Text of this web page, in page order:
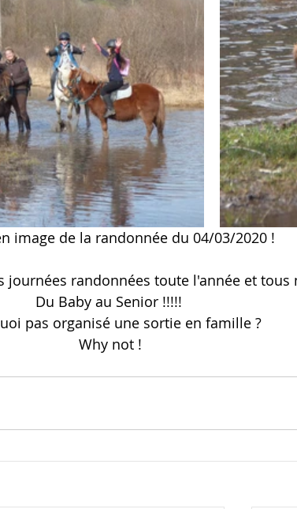
image de la randonnée du 04/03/2020 !
journées randonnées toute l'année et tous
Du Baby au Senior !!!!!
pas organisé une sortie en famille ?
Why not !